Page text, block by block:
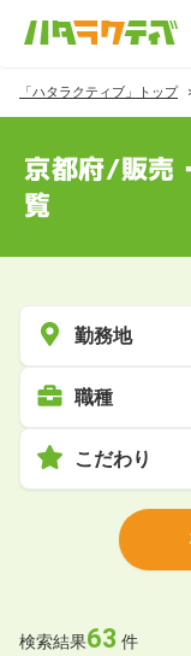
「ハタラクティブ」トップ
京都府/販売
覧
勤務地
職種
こだわり
検索結果63 件